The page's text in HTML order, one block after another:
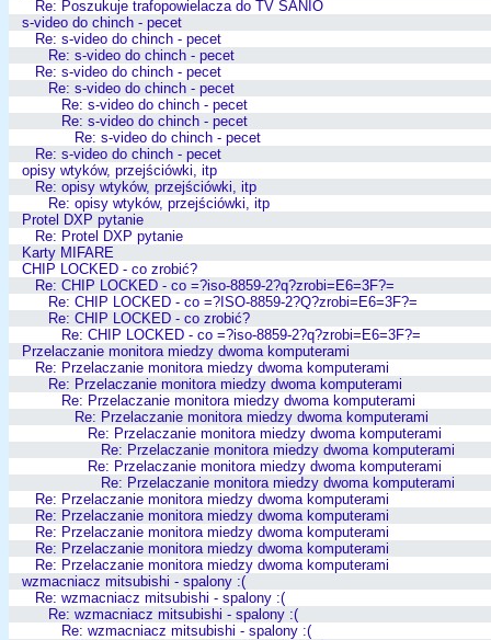
Re: Poszukuje trafopowielacza do TV SANIO
s-video do chinch - pecet
Re: s-video do chinch - pecet
Re: s-video do chinch - pecet
Re: s-video do chinch - pecet
Re: s-video do chinch - pecet
Re: s-video do chinch - pecet
Re: s-video do chinch - pecet
Re: s-video do chinch - pecet
Re: s-video do chinch - pecet
opisy wtyków, przejściówki, itp
Re: opisy wtyków, przejściówki, itp
Re: opisy wtyków, przejściówki, itp
Protel DXP pytanie
Re: Protel DXP pytanie
Karty MIFARE
CHIP LOCKED - co zrobić?
Re: CHIP LOCKED - co =?iso-8859-2?q?zrobi=E6=3F?=
Re: CHIP LOCKED - co =?ISO-8859-2?Q?zrobi=E6=3F?=
Re: CHIP LOCKED - co zrobić?
Re: CHIP LOCKED - co =?iso-8859-2?q?zrobi=E6=3F?=
Przelaczanie monitora miedzy dwoma komputerami
Re: Przelaczanie monitora miedzy dwoma komputerami
Re: Przelaczanie monitora miedzy dwoma komputerami
Re: Przelaczanie monitora miedzy dwoma komputerami
Re: Przelaczanie monitora miedzy dwoma komputerami
Re: Przelaczanie monitora miedzy dwoma komputerami
Re: Przelaczanie monitora miedzy dwoma komputerami
Re: Przelaczanie monitora miedzy dwoma komputerami
Re: Przelaczanie monitora miedzy dwoma komputerami
Re: Przelaczanie monitora miedzy dwoma komputerami
Re: Przelaczanie monitora miedzy dwoma komputerami
Re: Przelaczanie monitora miedzy dwoma komputerami
Re: Przelaczanie monitora miedzy dwoma komputerami
Re: Przelaczanie monitora miedzy dwoma komputerami
wzmacniacz mitsubishi - spalony :(
Re: wzmacniacz mitsubishi - spalony :(
Re: wzmacniacz mitsubishi - spalony :(
Re: wzmacniacz mitsubishi - spalony :(